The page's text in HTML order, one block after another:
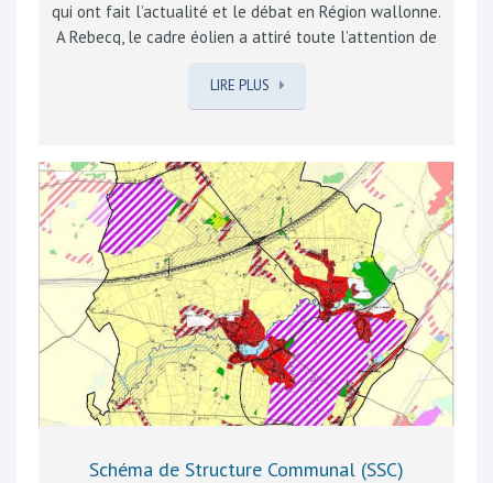
qui ont fait l’actualité et le débat en Région wallonne.
A Rebecq, le cadre éolien a attiré toute l’attention de
l’enquête publique. Son déploiement en Wallonie
présente de multiples enjeux : engagements en
de vie et du patrimoine paysager, risques liés pour la
santé, élimination des éoliennes obsolètes, proximité
des habitations. Bien que complexe, le débat sur
l’énergie renouvelable est l’enjeu de ce 21ème siècle.
Il y a lieu de trouver des alternatives aux énergies non
renouvelables et fossiles…
LIRE PLUS
Schéma de Structure Communal (SSC)